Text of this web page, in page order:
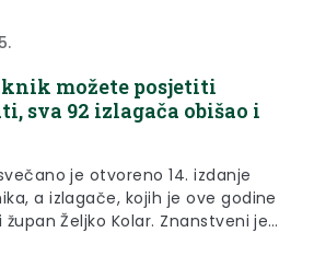
možete posjetiti
sva 92 izlagača obišao i
je otvoreno 14. izdanje
a izlagače, kojih je ove godine
Željko Kolar. Znanstveni je
i danas, 4. listopada. Ove